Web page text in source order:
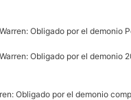
Obligado por el demonio
Obligado por el demonio
Obligado por el demonio